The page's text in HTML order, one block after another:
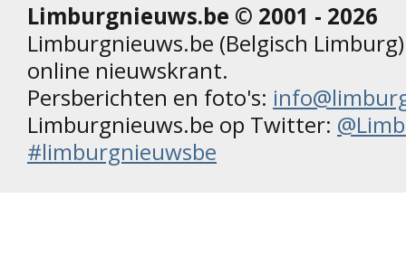
Limburgnieuws.be © 2001 - 2026
Limburgnieuws.be (Belgisch
online nieuwskrant.
Persberichten en foto's:
Limburgnieuws.be op Twitter:
#limburgnieuwsbe